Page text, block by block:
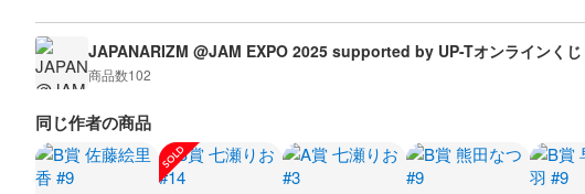
JAPANARIZM @JAM EXPO 2025 supported by UP-Tオンラインくじ
商品数102
同じ作者の商品